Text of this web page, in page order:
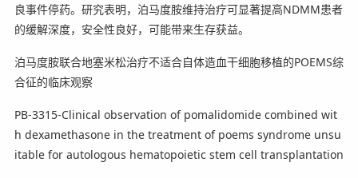
良事件停药。研究表明，泊马度胺维持治疗可显著提高NDMM患者
的缓解深度，安全性良好，可能带来生存获益。
泊马度胺联合地塞米松治疗不适合自体造血干细胞移植的POEMS综
合征的临床观察
PB-3315-Clinical observation of pomalidomide combined wit
h dexamethasone in the treatment of poems syndrome unsu
itable for autologous hematopoietic stem cell transplantation